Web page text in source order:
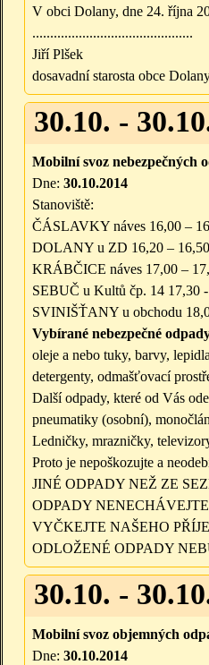
V obci Dolany, dne 24. října
.............................................
Jiří Plšek
dosavadní starosta obce
30.10. -
Mobilní svoz nebezpečných
Dne: 30.10.2014
Stanoviště:
ČÁSLAVKY náves 16,00 –
DOLANY u ZD 16,20 –
KRÁBČICE náves 17,00 –
SEBUČ u Kultů čp. 14 17,30
SVINIŠŤANY u obchodu
Vybírané nebezpečné
oleje a nebo tuky, barvy,
detergenty, odmašťovací
Další odpady, které od Vás
pneumatiky (osobní),
Ledničky, mrazničky,
Proto je nepoškozujte a
JINÉ ODPADY NEŽ ZE
ODPADY
VYČKEJTE NAŠEHO
ODLOŽENÉ ODPADY
30.10. -
Mobilní svoz objemných
Dne: 30.10.2014